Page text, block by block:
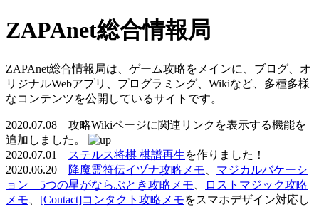
ZAPAnet総合情報局
ZAPAnet総合情報局は、ゲーム攻略をメインに、ブログ、オ
リジナルWebアプリ、プログラミング、Wikiなど、多種多様
なコンテンツを公開しているサイトです。
2020.07.08 攻略Wikiページに関連リンクを表示する機能を
追加しました。
2020.07.01
ステルス将棋 棋譜再生を作りました！
2020.06.20
降魔霊符伝イヅナ攻略メモ
マジカルバケーシ
ョン 5つの星がならぶとき攻略メモ
ロストマジック攻略
メモ
[Contact]コンタクト攻略メモをスマホデザイン対応し